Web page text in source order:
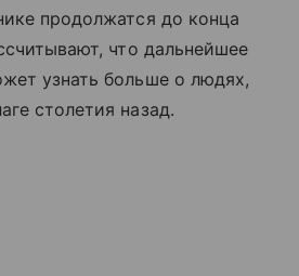
продолжатся до конца
что дальнейшее
узнать больше о людях,
столетия назад.